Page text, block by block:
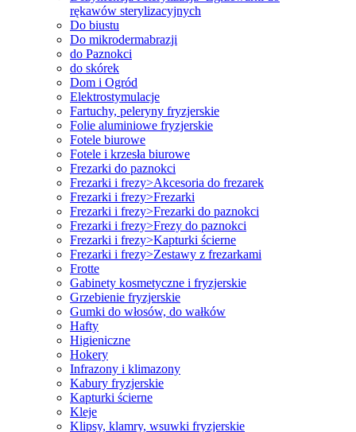
rękawów sterylizacyjnych
Do biustu
Do mikrodermabrazji
do Paznokci
do skórek
Dom i Ogród
Elektrostymulacje
Fartuchy, peleryny fryzjerskie
Folie aluminiowe fryzjerskie
Fotele biurowe
Fotele i krzesła biurowe
Frezarki do paznokci
Frezarki i frezy>Akcesoria do frezarek
Frezarki i frezy>Frezarki
Frezarki i frezy>Frezarki do paznokci
Frezarki i frezy>Frezy do paznokci
Frezarki i frezy>Kapturki ścierne
Frezarki i frezy>Zestawy z frezarkami
Frotte
Gabinety kosmetyczne i fryzjerskie
Grzebienie fryzjerskie
Gumki do włosów, do wałków
Hafty
Higieniczne
Hokery
Infrazony i klimazony
Kabury fryzjerskie
Kapturki ścierne
Kleje
Klipsy, klamry, wsuwki fryzjerskie